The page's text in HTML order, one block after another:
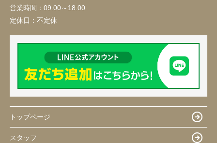
営業時間： 09:00～18:00
定休日： 不定休
トップページ
スタッフ